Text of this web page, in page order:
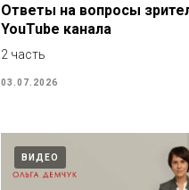
Ответы на вопросы
YouTube канала
2 часть
03.07.2026
ВИДЕО